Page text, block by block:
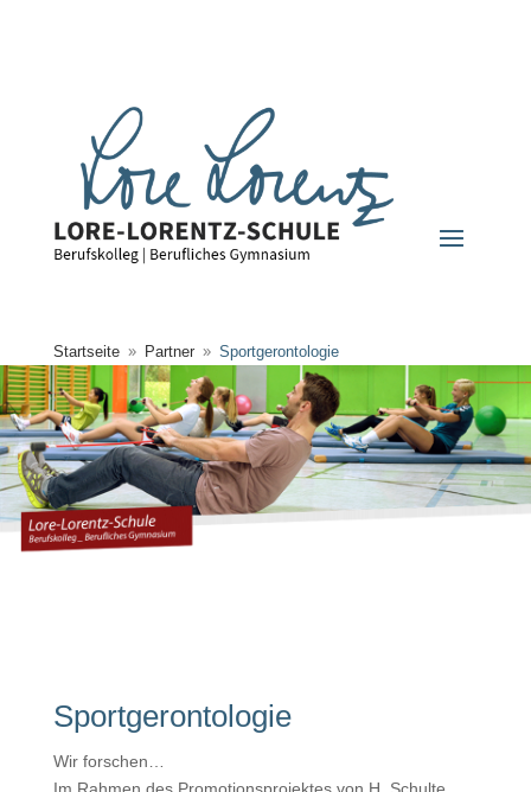
Startseite 9 Partner 9 Sportgerontologie
Sportgerontologie
Wir forschen…
Im Rahmen des Promotionsprojektes von H. Schulte